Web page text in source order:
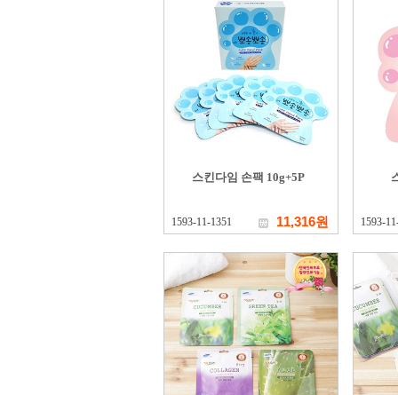
스킨다임 손팩 10g+5P
1593-11-1351 11,316원 1593-